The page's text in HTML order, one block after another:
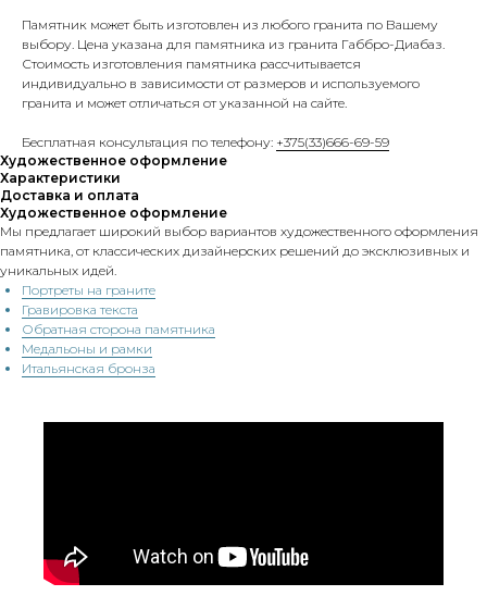
Памятник может быть изготовлен из любого гранита по Вашему
выбору. Цена указана для памятника из гранита Габбро-Диабаз.
Стоимость изготовления памятника рассчитывается
индивидуально в зависимости от размеров и используемого
гранита и может отличаться от указанной на сайте.
Бесплатная консультация по телефону: +375(33)666-69-59
Художественное оформление
Характеристики
Доставка и оплата
Художественное оформление
Мы предлагает широкий выбор вариантов художественного оформления
памятника, от классических дизайнерских решений до эксклюзивных и
уникальных идей.
Портреты на граните
Гравировка текста
Обратная сторона памятника
Медальоны и рамки
Итальянская бронза